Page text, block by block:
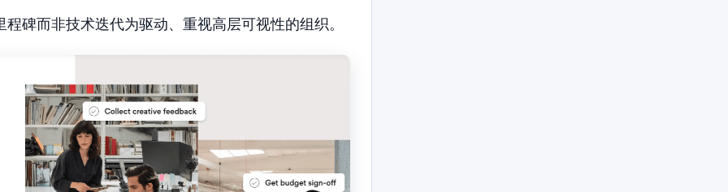
碑而非技术迭代为驱动、重视高层可视性的组织。